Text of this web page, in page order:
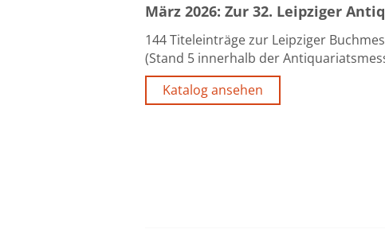
März 2026: Zur 32. Leipziger
144 Titeleinträge zur Leipziger
(Stand 5 innerhalb der
Katalog ansehen